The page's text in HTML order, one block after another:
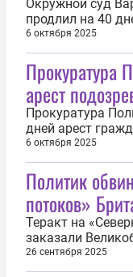
Окружной суд
продлил на 40
Владимира
сентября в
возбужденного
газопроводов
поток — 2». «Суд
6 октября 2025
Прокуратура
арест
Прокуратура
дней арест
Журавлева,
подрыве
«Северный
сообщил
задержан 30
6 октября 2025
Политик
потоков»
Теракт на
заказали
озвученные
26 сентября 2025